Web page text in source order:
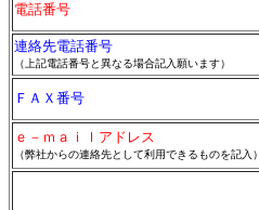
電話番号
連絡先電話番号
（上記電話番号と異なる場合記入願います）
ＦＡＸ番号
ｅ－ｍａｉｌアドレス
（弊社からの連絡先として利用できるものを記入）